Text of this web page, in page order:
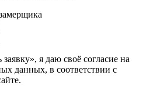
я даю своё согласие на
данных, в соответствии с